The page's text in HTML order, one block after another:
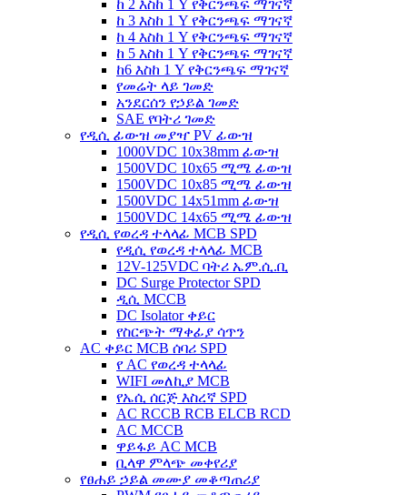
ከ 2 እስከ 1 Y የቅርንጫፍ ማገናኛ
ከ 3 እስከ 1 Y የቅርንጫፍ ማገናኛ
ከ 4 እስከ 1 Y የቅርንጫፍ ማገናኛ
ከ 5 እስከ 1 Y የቅርንጫፍ ማገናኛ
ከ6 እስከ 1 Y የቅርንጫፍ ማገናኛ
የመሬት ላይ ገመድ
አንደርሰን የኃይል ገመድ
SAE የባትሪ ገመድ
የዲሲ ፊውዝ መያዣ PV ፊውዝ
1000VDC 10x38mm ፊውዝ
1500VDC 10x65 ሚሜ ፊውዝ
1500VDC 10x85 ሚሜ ፊውዝ
1500VDC 14x51mm ፊውዝ
1500VDC 14x65 ሚሜ ፊውዝ
የዲሲ የወረዳ ተላላፊ MCB SPD
የዲሲ የወረዳ ተላላፊ MCB
12V-125VDC ባትሪ ኤም.ሲ.ቢ
DC Surge Protector SPD
ዲሲ MCCB
DC Isolator ቀይር
የስርጭት ማቀፊያ ሳጥን
AC ቀይር MCB ሰባሪ SPD
የ AC የወረዳ ተላላፊ
WIFI መለኪያ MCB
የኤሲ ሰርጅ እስረኛ SPD
AC RCCB RCB ELCB RCD
AC MCCB
ዋይፋይ AC MCB
ቢላዋ ምላጭ መቀየሪያ
የፀሐይ ኃይል መሙያ መቆጣጠሪያ